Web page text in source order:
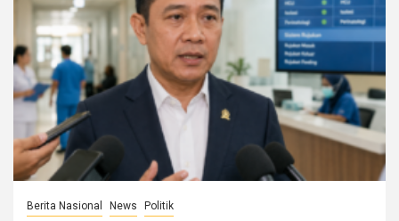
Berita Nasional News Politik